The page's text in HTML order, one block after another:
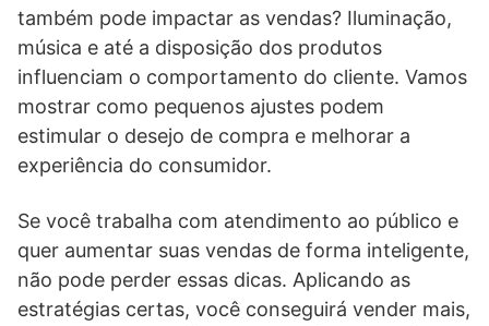
também pode impactar as vendas? Iluminação,
música e até a disposição dos produtos
influenciam o comportamento do cliente. Vamos
mostrar como pequenos ajustes podem
estimular o desejo de compra e melhorar a
experiência do consumidor.
Se você trabalha com atendimento ao público e
quer aumentar suas vendas de forma inteligente,
não pode perder essas dicas. Aplicando as
estratégias certas, você conseguirá vender mais,